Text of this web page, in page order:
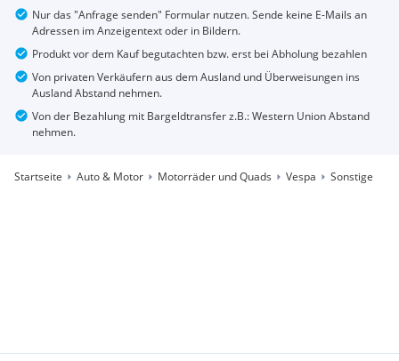
Nur das "Anfrage senden" Formular nutzen. Sende keine E-Mails an
Adressen im Anzeigentext oder in Bildern.
Produkt vor dem Kauf begutachten bzw. erst bei Abholung bezahlen
Von privaten Verkäufern aus dem Ausland und Überweisungen ins
Ausland Abstand nehmen.
Von der Bezahlung mit Bargeldtransfer z.B.: Western Union Abstand
nehmen.
Startseite Auto & Motor Motorräder und Quads Vespa Sonstige